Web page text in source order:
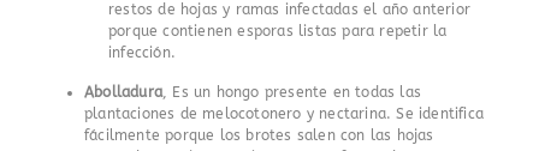
restos de hojas y ramas infectadas el año anterior
porque contienen esporas listas para repetir la
infección.
Abolladura, Es un hongo presente en todas las
plantaciones de melocotonero y nectarina. Se identifica
fácilmente porque los brotes salen con las hojas